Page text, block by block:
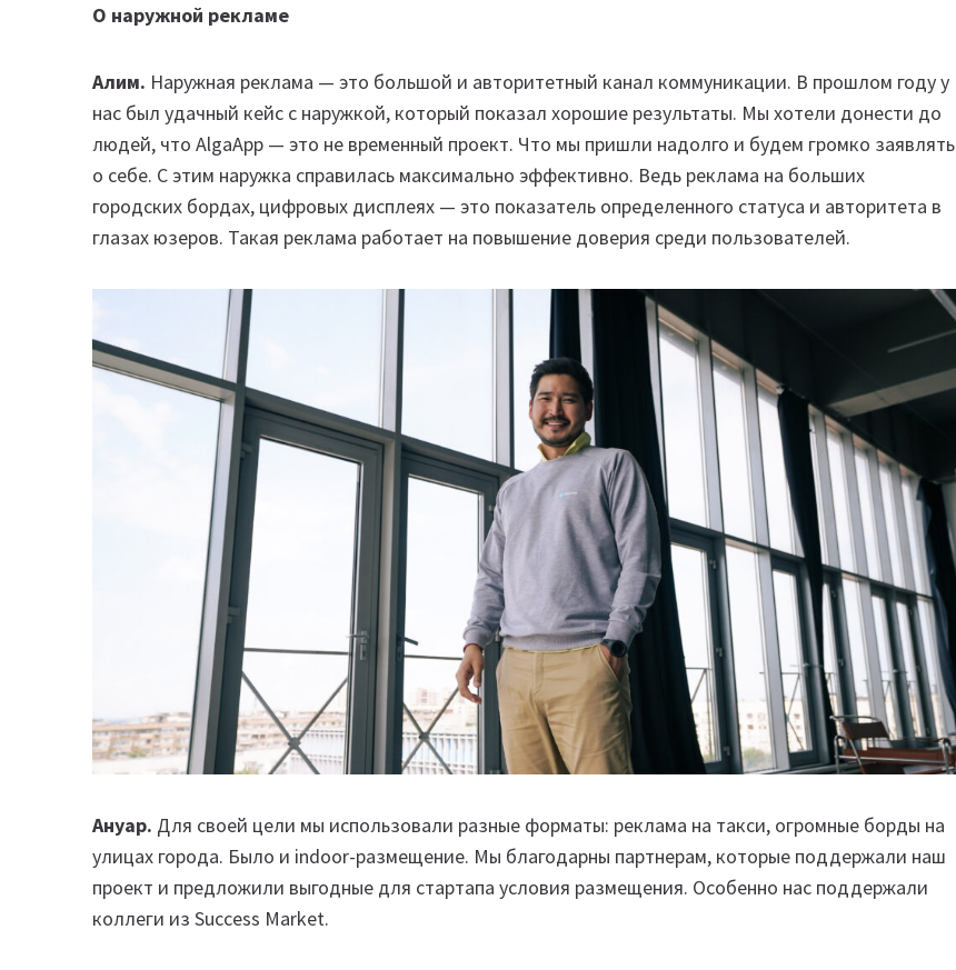
О наружной рекламе
Алим. Наружная реклама — это большой и авторитетный канал коммуникации. В прошлом году у
нас был удачный кейс с наружкой, который показал хорошие результаты. Мы хотели донести до
людей, что AlgaApp — это не временный проект. Что мы пришли надолго и будем громко заявлять
о себе. С этим наружка справилась максимально эффективно. Ведь реклама на больших
городских бордах, цифровых дисплеях — это показатель определенного статуса и авторитета в
глазах юзеров. Такая реклама работает на повышение доверия среди пользователей.
Ануар. Для своей цели мы использовали разные форматы: реклама на такси, огромные борды на
улицах города. Было и indoor-размещение. Мы благодарны партнерам, которые поддержали наш
проект и предложили выгодные для стартапа условия размещения. Особенно нас поддержали
коллеги из Success Market.